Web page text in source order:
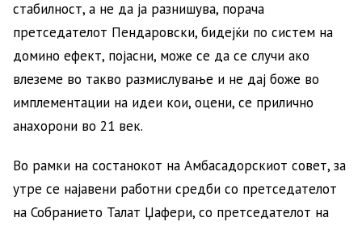
стабилност, а не да ја разнишува, порача
претседателот Пендаровски, бидејќи по систем на
домино ефект, појасни, може се да се случи ако
влеземе во такво размислување и не дај боже во
имплементации на идеи кои, оцени, се прилично
анахорони во 21 век.
Во рамки на состанокот на Амбасадорскиот совет, за
утре се најавени работни средби со претседателот
на Собранието Талат Џафери, со претседателот на